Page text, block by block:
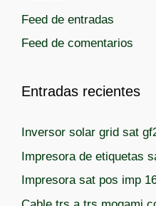
s
Feed de entradas
Feed de comentarios
Entradas recientes
Inversor solar grid sat
Impresora de etiquetas
Impresora sat pos imp